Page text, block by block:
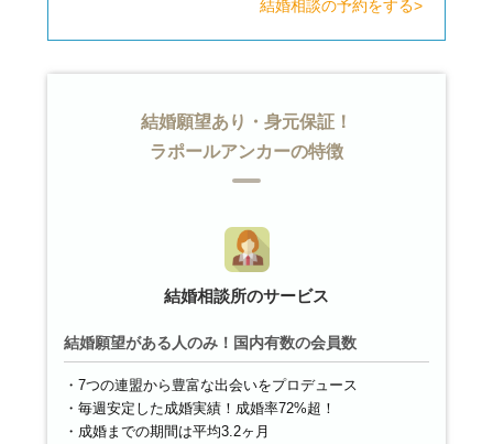
結婚相談の予約をする>
結婚願望あり・身元保証！
ラポールアンカーの特徴
結婚相談所のサービス
結婚願望がある人のみ！国内有数の会員数
7つの連盟から豊富な出会いをプロデュース
毎週安定した成婚実績！成婚率72%超！
成婚までの期間は平均3.2ヶ月